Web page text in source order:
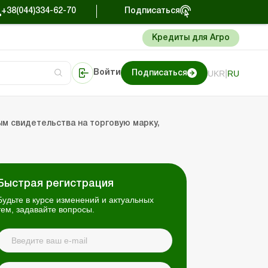
+38(044)334-62-70 Подписаться
Кредиты для Агро
Войти Подписаться UKR RU
свидетельства на торговую марку,
регистрация
в курсе изменений и актуальных
задавайте вопросы.